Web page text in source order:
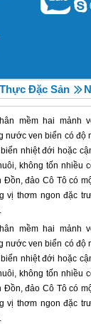
Đặc Sản
mềm hai mảnh
nước ven biển có độ
nhiệt đới hoặc
không tốn nhiều
Đồn, đảo Cô Tô có
vị thơm ngon đặc
mềm hai mảnh
nước ven biển có độ
nhiệt đới hoặc
không tốn nhiều
Đồn,đảo Cô Tôcó
vị thơm ngon đặc